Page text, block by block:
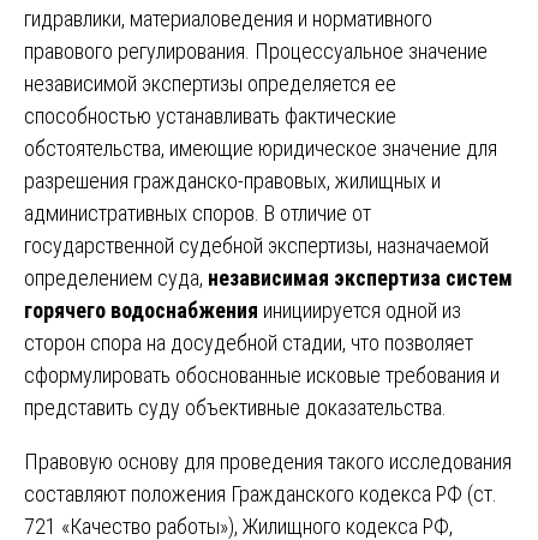
гидравлики, материаловедения и нормативного
правового регулирования. Процессуальное значение
независимой экспертизы определяется ее
способностью устанавливать фактические
обстоятельства, имеющие юридическое значение для
разрешения гражданско-правовых, жилищных и
административных споров. В отличие от
государственной судебной экспертизы, назначаемой
определением суда, независимая экспертиза систем
горячего водоснабжения инициируется одной из
сторон спора на досудебной стадии, что позволяет
сформулировать обоснованные исковые требования и
представить суду объективные доказательства.
Правовую основу для проведения такого исследования
составляют положения Гражданского кодекса РФ (ст.
721 «Качество работы»), Жилищного кодекса РФ,